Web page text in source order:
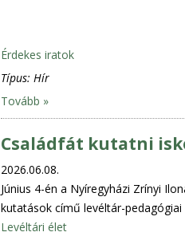
Érdekes iratok
Típus: Hír
Tovább »
Családfát kutatni
2026.06.08.
Június 4-én a Nyíregyházi Zrínyi
kutatások című levéltár-
Levéltári élet